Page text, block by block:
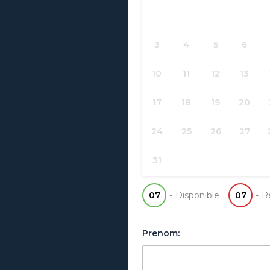
3 4 5 6
10 11 12 13
17 18 19 20
24 25 26 27
31
07 - Disponible 07 -
Prenom: